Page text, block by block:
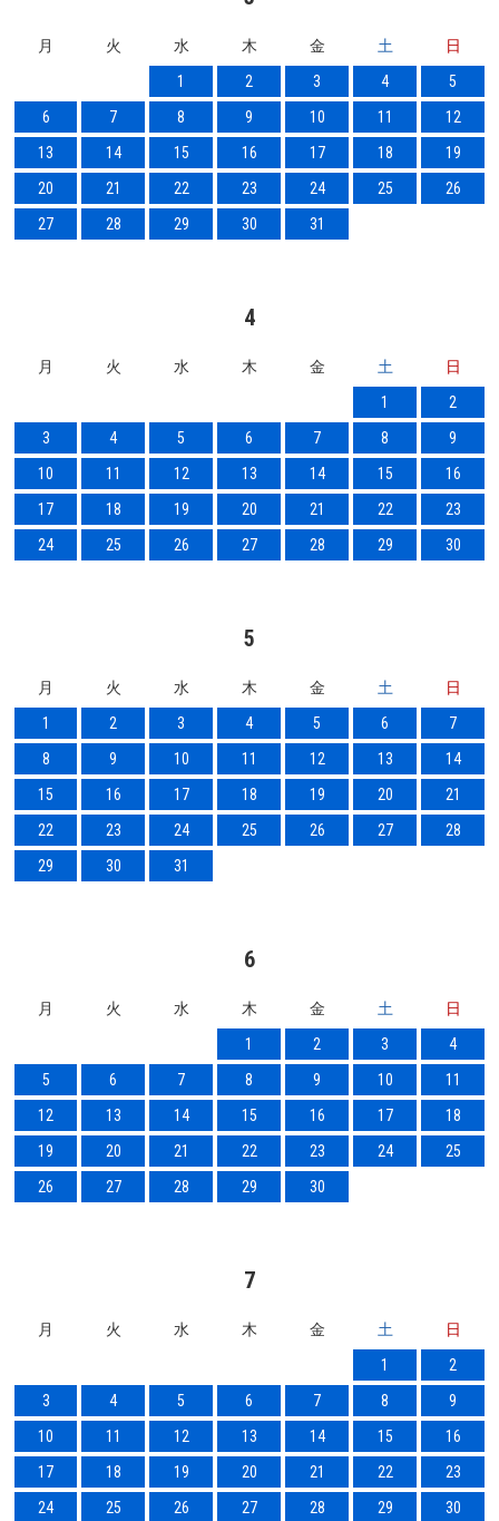
月 火 水 木 金 土
日
1
2 3 4
5
6
7 8 9 10 11
12
13
14 15 16 17 18
19
20
21 22 23 24 25
26
27
28 29 30 31
4
月 火 水 木 金 土
日
1
2
3
4 5 6 7 8
9
10
11 12 13 14 15
16
17
18 19 20 21 22
23
24
25 26 27 28 29 30
5
月 火 水 木 金 土
日
1
2 3 4 5 6
7
8
9 10 11 12 13
14
15
16 17 18 19 20
21
22
23 24 25 26 27
28
29
30 31
6
月 火 水 木 金 土
日
1
2 3
4
5
6 7 8 9 10
11
12
13 14 15 16 17
18
19
20 21 22 23 24
25
26
27 28 29 30
7
月 火 水 木 金 土
日
1
2
3
4 5 6 7 8
9
10
11 12 13 14 15
16
17
18 19 20 21 22
23
24
25 26 27 28 29 30